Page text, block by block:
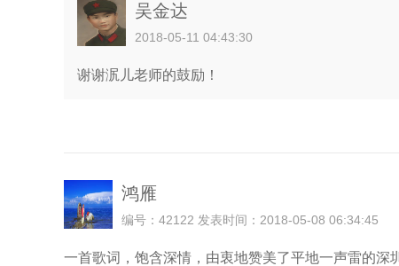
吴金达
2018-05-11 04:43:30
谢谢泦儿老师的鼓励！
鸿雁
编号：42122 发表时间：2018-05-08 06:34:45
一首歌词，饱含深情，由衷地赞美了平地一声雷的